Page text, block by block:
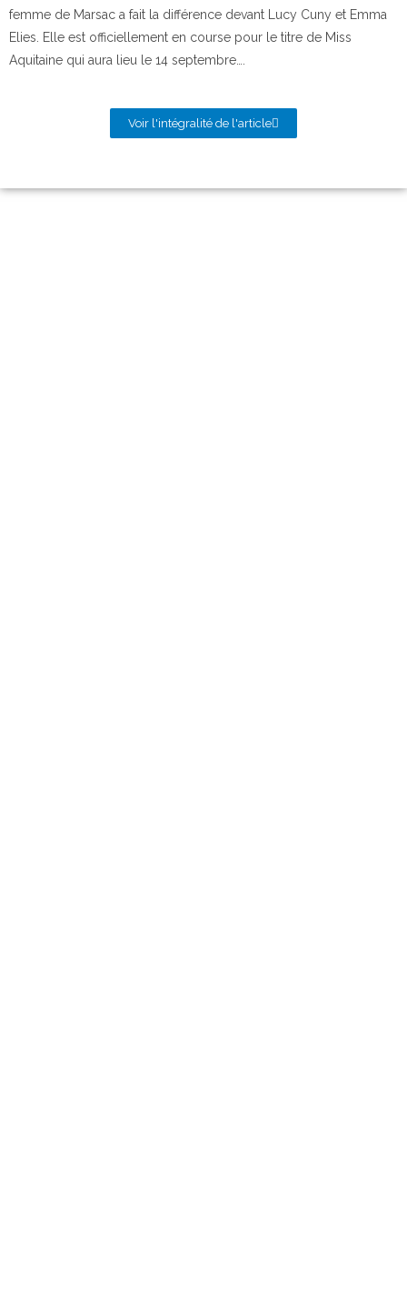
femme de Marsac a fait la différence devant Lucy Cuny et Emma
Elies. Elle est officiellement en course pour le titre de Miss
Aquitaine qui aura lieu le 14 septembre….
Voir l'intégralité de l'article